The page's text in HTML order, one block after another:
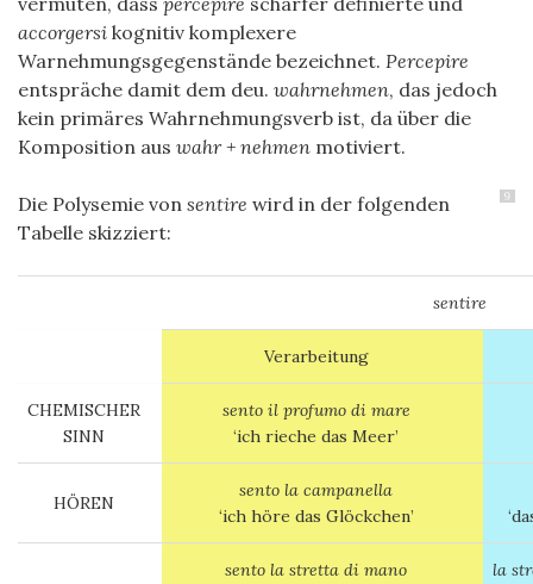
accorgersi kognitiv komplexere
Warnehmungsgegenstände bezeichnet. Percepire
entspräche damit dem deu. wahrnehmen, das jedoch
kein primäres Wahrnehmungsverb ist, da über die
Komposition aus wahr + nehmen motiviert.
9
Die Polysemie von sentire wird in der folgenden
Tabelle skizziert:
sentire
Verarbeitung
CHEMISCHER
SINN
sento il profumo di mare
‘ich rieche das Meer’
HÖREN
sento la campanella
‘ich höre das Glöckchen’
sento la stretta di mano
la